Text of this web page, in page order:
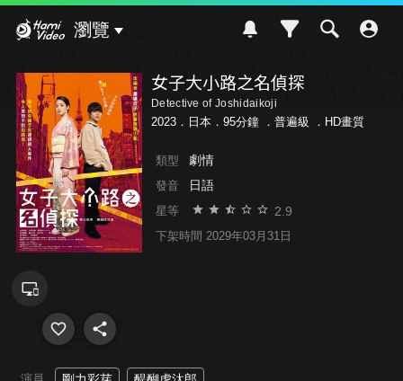
瀏覽
女子大小路之名偵探
Detective of Joshidaikoji
2023．日本．95分鐘 ． 普遍級 ．HD畫質
類型 劇情
發音 日語
星等 2.9
下架時間 2029年03月31日